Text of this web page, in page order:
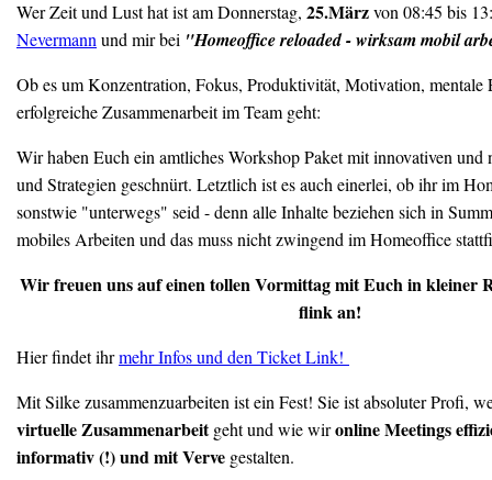
Wer Zeit und Lust hat ist am Donnerstag, 25.Märzvon 08:45 bis
Nevermann und mir bei "Homeoffice reloaded - wirksam mobil
Ob es um Konzentration, Fokus, Produktivität, Motivation, mentale
erfolgreiche Zusammenarbeit im Team geht:
Wir haben Euch ein amtliches Workshop Paket mit innovativen
und Strategien geschnürt. Letztlich ist es auch einerlei, ob ihr im
sonstwie "unterwegs" seid - denn alle Inhalte beziehen sich in
mobiles Arbeiten und das muss nicht zwingend im Homeoffice
Wir freuen uns auf einen tollen Vormittag mit Euch in kleiner
flink an!
Hier findet ihrmehr Infos und den Ticket Link!
Mit Silke zusammenzuarbeiten ist ein Fest! Sie ist absoluter Profi,
virtuelle Zusammenarbeitgeht und wie wironline Meetings
informativ (!) und mit Verve gestalten.